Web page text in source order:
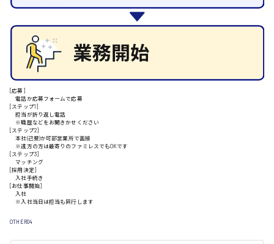
施工管理
山県郡
安芸太田町
安芸郡
日給9000円～
日給10000円以上
[応募]
電話か応募フォームで応募
[ステップ1]
担当が折り返し電話
※職歴などをお聞きかせください
[ステップ2]
本社(己斐)か可部営業所で面接
※遠方の方は最寄りのファミレスでもOKです
[ステップ3]
マッチング
[採用決定]
入社手続き
[お仕事開始]
入社
※入社当日は担当も同行します
OTHER04